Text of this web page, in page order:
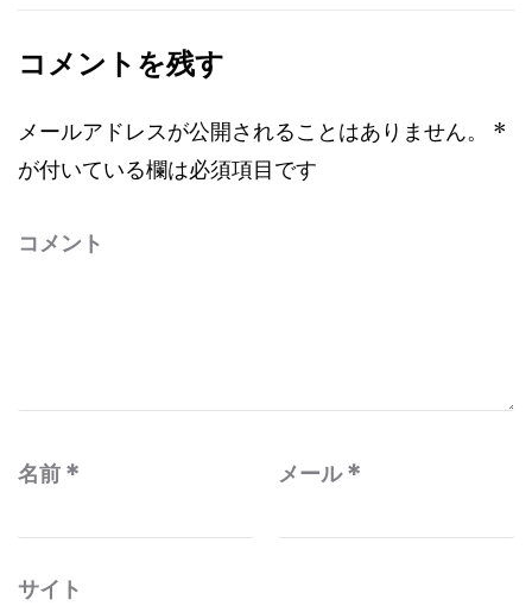
シ
ョ
ン
コメントを残す
メールアドレスが公開されることはありません。
*
が付いている欄は必須項目です
コメント
名前 * メール*
サイト